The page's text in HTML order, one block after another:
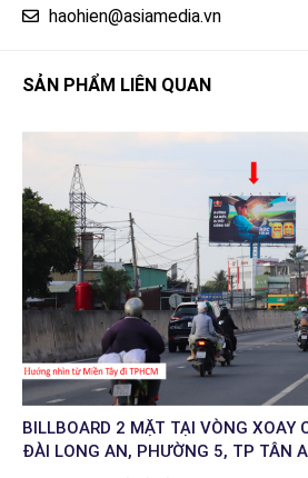
haohien@asiamedia.vn
SẢN PHẨM LIÊN QUAN
BILLBOARD 2 MẶT TẠI VÒNG XOAY
ĐÀI LONG AN, PHƯỜNG 5, TP TÂN